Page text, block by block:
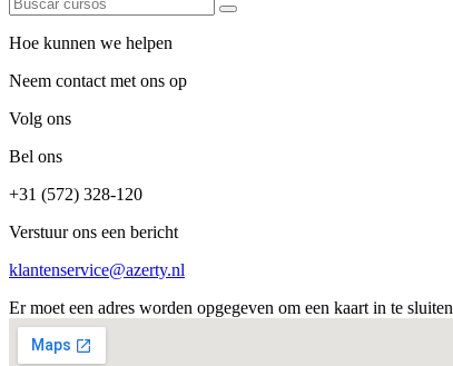
Hoe kunnen we helpen
Neem contact met ons op
Volg ons
Bel ons
+31 (572) 328-120
Verstuur ons een bericht
klantenservice@azerty.nl
Er moet een adres worden opgegeven om een kaart in te sluiten